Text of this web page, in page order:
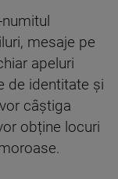
mesaje pe
apeluri
de identitate și
câştiga
obține locuri